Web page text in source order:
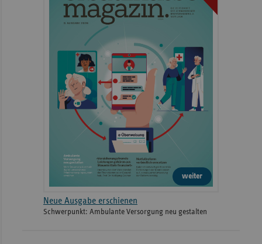
weiter
Neue Ausgabe erschienen
Schwerpunkt: Ambulante Versorgung neu gestalten